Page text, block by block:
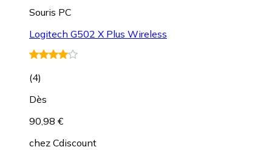
Souris PC
Logitech G502 X Plus Wireless
(4)
Dès
90,98 €
chez Cdiscount